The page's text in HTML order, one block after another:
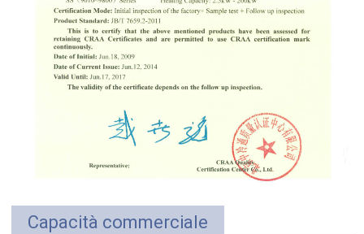
Capacità commerciale